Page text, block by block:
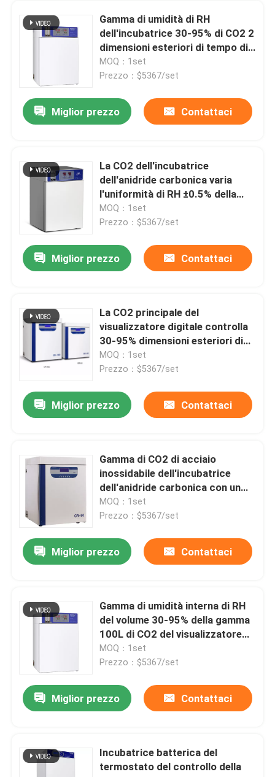
Prodotti
Chi siamo
Fatory Tour
Tutti i casi
Forno più asciutto del laboratorio
Forno di essiccazione industriale
Camera Temperatura Umidità
Camera climatizzata
Governo laminare del flusso d'aria
Forno essiccatore sottovuoto
Gamma di umidità di RH
dell'incubatrice 30-95% di CO2 2
dimensioni esteriori di tempo di
recupero 810x890x1300mm di
CO2 di minuti
MOQ：1set
Prezzo：$5367/set
Miglior prezzo Contattaci
La CO2 dell'incubatrice
dell'anidride carbonica varia
l'uniformità di RH ±0.5% della
gamma di umidità 0-20% 30-95%
MOQ：1set
Prezzo：$5367/set
Miglior prezzo Contattaci
La CO2 principale del
visualizzatore digitale controlla
30-95% dimensioni esteriori di
RH 810x890x1300mm
MOQ：1set
Prezzo：$5367/set
Miglior prezzo Contattaci
Gamma di CO2 di acciaio
inossidabile dell'incubatrice
dell'anidride carbonica con un
tempo di recupero di 2 minuti
MOQ：1set
Prezzo：$5367/set
Miglior prezzo Contattaci
Gamma di umidità interna di RH
del volume 30-95% della gamma
100L di CO2 del visualizzatore
digitale del LED
MOQ：1set
Prezzo：$5367/set
Miglior prezzo Contattaci
Incubatrice batterica del
termostato del controllo della